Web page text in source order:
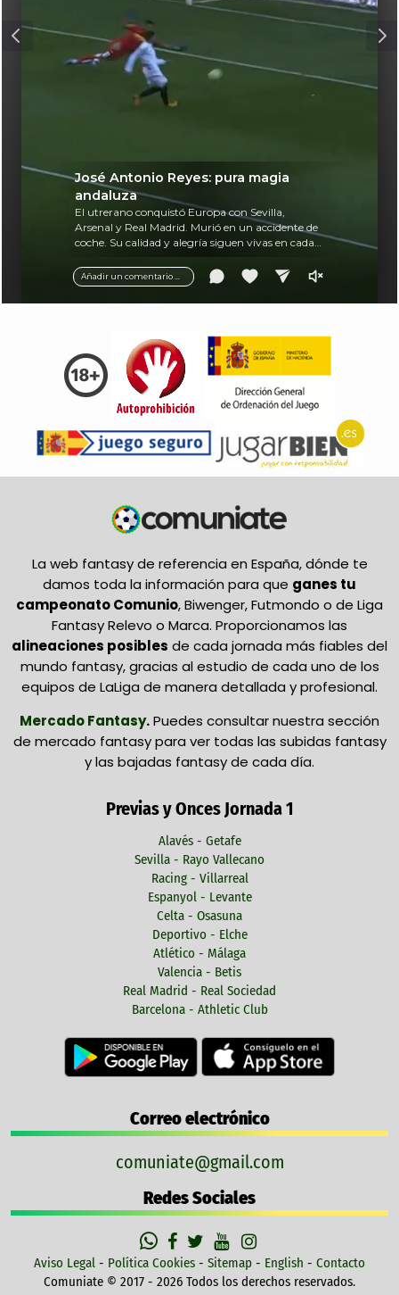
Añadir un comentario ...
José Antonio Reyes: pura magia
andaluza
El utrerano conquistó Europa con Sevilla,
Arsenal y Real Madrid. Murió en un accidente de
coche. Su calidad y alegría siguen vivas en cada
La web fantasy de referencia en España, dónde te
damos toda la información para que ganes tu
campeonato Comunio, Biwenger, Futmondo o de Liga
Fantasy Relevo o Marca. Proporcionamos las
alineaciones posibles de cada jornada más fiables del
mundo fantasy, gracias al estudio de cada uno de los
equipos de LaLiga de manera detallada y profesional.
Mercado Fantasy.Puedes consultar nuestra sección
de mercado fantasy para ver todas las subidas fantasy
y las bajadas fantasy de cada día.
Previas y Onces Jornada 1
Alavés - Getafe
Sevilla - Rayo Vallecano
Racing - Villarreal
Espanyol - Levante
Celta - Osasuna
Deportivo - Elche
Atlético - Málaga
Valencia - Betis
Real Madrid - Real Sociedad
Barcelona - Athletic Club
Correo electrónico
comuniate@gmail.com
Redes Sociales
Aviso Legal - Política Cookies - Sitemap - English - Contacto
Comuniate © 2017 - 2026 Todos los derechos reservados.